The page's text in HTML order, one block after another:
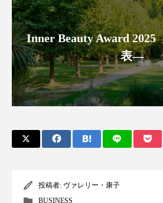
セラミド保湿 セルフケア
ソーシャルウェルネス ソーシ
タンパク質 ディープクレンジ
デジタルデトックス デトック
パーソナライズ バーチャルメ
Inner Beauty Award
表―
投稿者: ヴァレリー・康子
BUSINESS